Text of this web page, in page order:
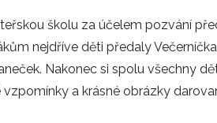
školu za účelem pozvání
nejdříve děti předaly
Nakonec si spolu všechny
a krásné obrázky